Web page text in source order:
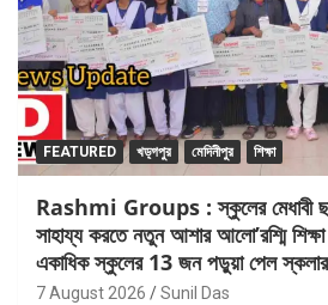
FEATURED খড়্গপুর মেদিনীপুর শিক্ষা
Rashmi Groups : স্কুলের মেধাবী
সাহায্য করতে নতুন আশার আলো’রশ্মি
একাধিক স্কুলের 13 জন পড়ুয়া পেল
7 August 2026 Sunil Das